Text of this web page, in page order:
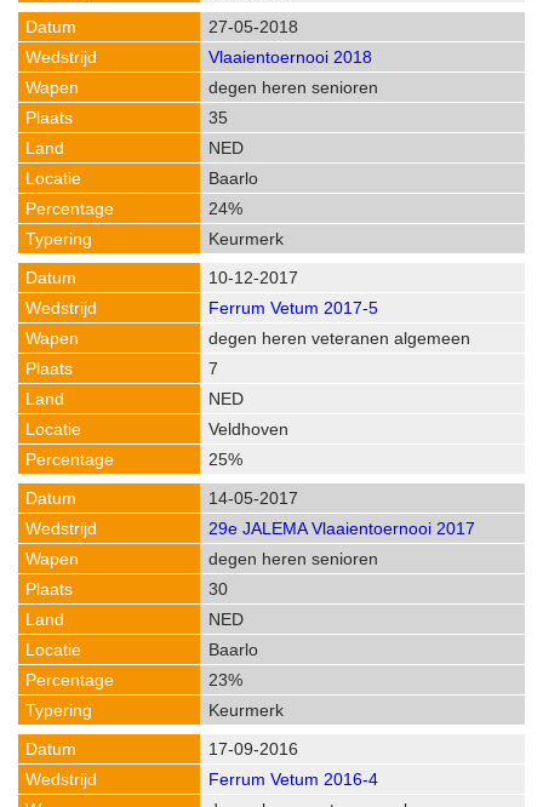
27-05-2018
Vlaaientoernooi 2018
degen heren senioren
35
NED
Baarlo
24%
Keurmerk
10-12-2017
Ferrum Vetum 2017-5
degen heren veteranen algemeen
7
NED
Veldhoven
25%
14-05-2017
29e JALEMA Vlaaientoernooi 2017
degen heren senioren
30
NED
Baarlo
23%
Keurmerk
17-09-2016
Ferrum Vetum 2016-4